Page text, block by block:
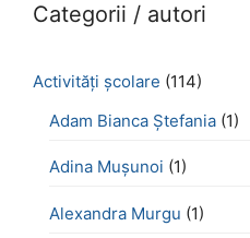
Categorii / autori
Activităţi şcolare (114)
Adam Bianca Ștefania (1)
Adina Mușunoi (1)
Alexandra Murgu (1)